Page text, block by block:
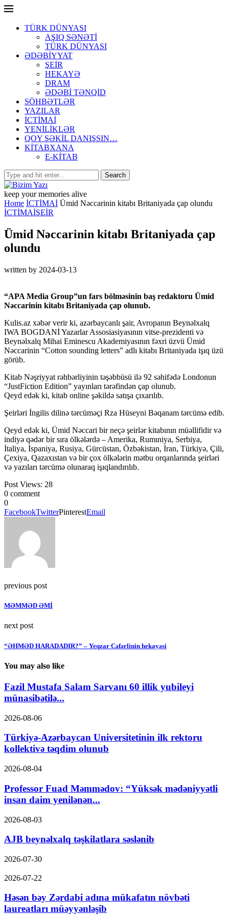
TÜRK DÜNYASI
AŞIQ SƏNƏTİ
TÜRK DÜNYASI
ƏDƏBİYYAT
ŞEİR
HEKAYƏ
DRAM
ƏDƏBİ TƏNQİD
SÖHBƏTLƏR
YAZILAR
İCTİMAİ
YENİLİKLƏR
QOY ŞƏKİL DANIŞSIN…
KİTABXANA
E-KİTAB
keep your memories alive
Home İCTİMAİ Ümid Nəccarinin kitabı Britaniyada çap olundu
İCTİMAİŞEİR
Ümid Nəccarinin kitabı Britaniyada çap
olundu
written by 2024-03-13
“APA Media Group”un fars bölməsinin baş redaktoru Ümid
Nəccarinin kitabı Britaniyada çap olunub.
Kulis.az xəbər verir ki, azərbaycanlı şair, Avropanın Beynəlxalq
IWA BOGDANİ Yazarlar Assosiasiyasının vitse-prezidenti və
Beynəlxalq Mihai Eminescu Akademiyasının fəxri üzvü Ümid
Nəccarinin “Cotton sounding letters” adlı kitabı Britaniyada işıq üzü
görüb.
Kitab Nəşriyyat rəhbərliyinin təşəbbüsü ilə 92 səhifədə Londonun
“JustFiction Edition” yayınları tərəfindən çap olunub.
Qeyd edək ki, kitab online şəkildə satışa çıxarılıb.
Şeirləri İngilis dilinə tərcüməçi Rza Hüseyni Bəqanam tərcümə edib.
Qeyd edək ki, Ümid Nəccari bir neçə şeirlər kitabının müəllifidir və
indiyə qədər bir sıra ölkələrdə – Amerika, Rumıniya, Serbiya,
İtaliya, İspaniya, Rusiya, Gürcüstan, Özbəkistan, İran, Türkiyə, Çili,
Çexiya, Qazaxıstan və bir çox ölkələrin mətbu orqanlarında şeirləri
və yazıları tərcümə olunaraq işıqlandırılıb.
Post Views: 28
0 comment
0
FacebookTwitterPinterestEmail
previous post
MƏMMƏD ƏMİ
next post
“ƏHMƏD HARADADIR?” – Yeqzar Cəfərlinin hekayəsi
You may also like
Fazil Mustafa Salam Sarvanı 60 illik yubileyi
münasibətilə...
2026-08-06
Türkiyə-Azərbaycan Universitetinin ilk rektoru
kollektivə təqdim olunub
2026-08-04
Professor Fuad Məmmədov: “Yüksək mədəniyyətli
insan daim yenilənən...
2026-08-03
AJB beynəlxalq təşkilatlara səslənib
2026-07-30
2026-07-22
Həsən bəy Zərdabi adına mükafatın növbəti
laureatları müəyyənləşib